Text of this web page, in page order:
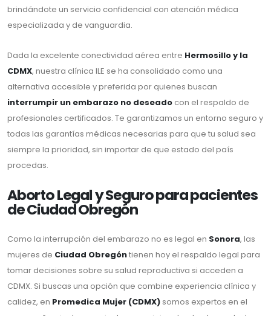
brindándote un servicio confidencial con atención médica
especializada y de vanguardia.
Dada la excelente conectividad aérea entre Hermosillo y la
CDMX, nuestra clínica ILE se ha consolidado como una
alternativa accesible y preferida por quienes buscan
interrumpir un embarazo no deseado con el respaldo de
profesionales certificados. Te garantizamos un entorno seguro y
todas las garantías médicas necesarias para que tu salud sea
siempre la prioridad, sin importar de que estado del país
procedas.
Aborto Legal y Seguro para pacientes
de Ciudad Obregón
Como la interrupción del embarazo no es legal en Sonora, las
mujeres de Ciudad Obregóntienen hoy el respaldo legal para
tomar decisiones sobre su salud reproductiva si acceden a
CDMX. Si buscas una opción que combine experiencia clínica y
calidez, en Promedica Mujer (CDMX) somos expertos en el